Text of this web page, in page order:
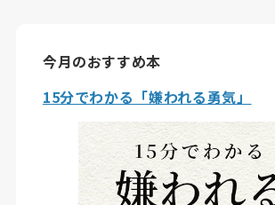
今月のおすすめ本
15分でわかる「嫌われる勇気」